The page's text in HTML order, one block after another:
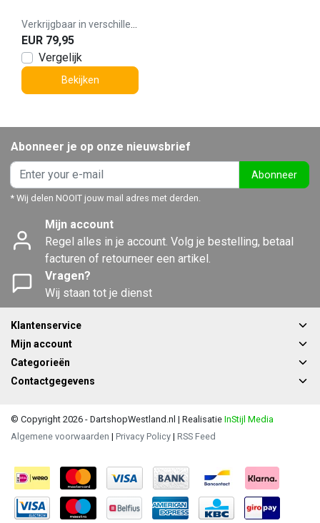
EUR 79,95
Vergelijk
Bekijken
Abonneer je op onze nieuwsbrief
Abonneer
* Wij delen NOOIT jouw mail adres met derden.
Mijn account
Regel alles in je account. Volg je bestelling, betaal
facturen of retourneer een artikel.
Vragen?
Wij staan tot je dienst
Klantenservice
Mijn account
Categorieën
Contactgegevens
© Copyright 2026 - DartshopWestland.nl | Realisatie InStijl Media
Algemene voorwaarden | Privacy Policy | RSS Feed